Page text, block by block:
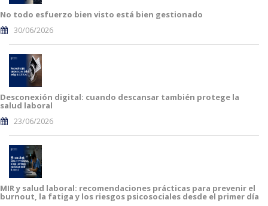
No todo esfuerzo bien visto está bien gestionado
30/06/2026
Desconexión digital: cuando descansar también protege la
salud laboral
23/06/2026
MIR y salud laboral: recomendaciones prácticas para prevenir el
burnout, la fatiga y los riesgos psicosociales desde el primer día